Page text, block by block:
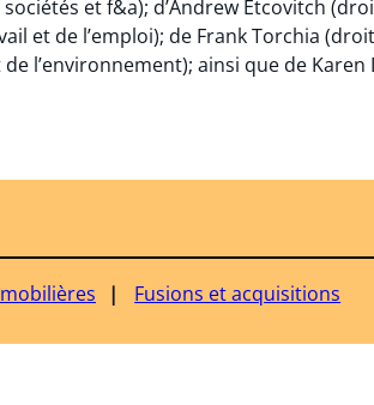
et f&a); d’Andrew Etcovitch
et de l’emploi); de Frank Torchia
l’environnement); ainsi que de
Fusions et acquisitions